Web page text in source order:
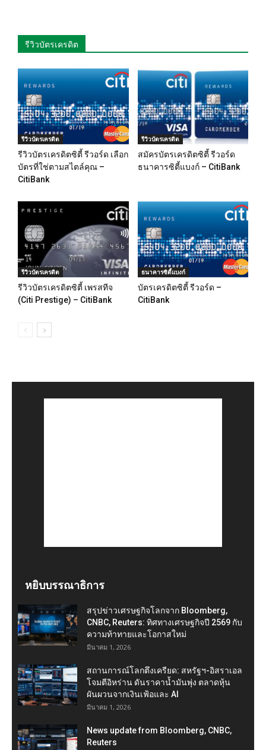
รีวิวบัตรเครดิต
รีวิวบัตรเครดิต
รีวิวบัตรเครดิตซิตี้ รีวอร์ด เลือก
บัตรที่ใช่ตามสไตล์คุณ –
CitiBank
รีวิวบัตรเครดิต
สมัครบัตรเครดิตซิตี้ รีวอร์ด
ธนาคารซิตี้แบงก์ – CitiBank
รีวิวบัตรเครดิต
รีวิวบัตรเครดิตซิตี้ เพรสทีจ
(Citi Prestige) – CitiBank
ธนาคารซิตี้แบงก์
บัตรเครดิตซิตี้ รีวอร์ด –
CitiBank
หยิบบรรณาธิการ
สรุปข่าวเศรษฐกิจโลกจาก Bloomberg,
CNBC, Reuters: ทิศทางเศรษฐกิจปี 2569 กับ
ความท้าทายและโอกาสใหม่
มีนาคม 1, 2026
สถานการณ์โลกตึงเครียด: สหรัฐฯ-อิสราเอล
โจมตีอิหร่าน ดันราคาน้ำมันพุ่ง ตลาดหุ้น
ผันผวนจากเงินเฟ้อและ AI
มีนาคม 1, 2026
News update from Bloomberg, CNBC,
Reuters